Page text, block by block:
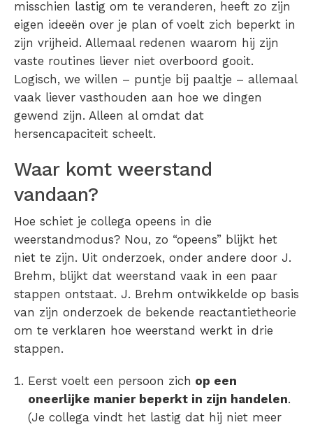
misschien lastig om te veranderen, heeft zo zijn
eigen ideeën over je plan of voelt zich beperkt in
zijn vrijheid. Allemaal redenen waarom hij zijn
vaste routines liever niet overboord gooit.
Logisch, we willen – puntje bij paaltje – allemaal
vaak liever vasthouden aan hoe we dingen
gewend zijn. Alleen al omdat dat
hersencapaciteit scheelt.
Waar komt weerstand
vandaan?
Hoe schiet je collega opeens in die
weerstandmodus? Nou, zo “opeens” blijkt het
niet te zijn. Uit onderzoek, onder andere door J.
Brehm, blijkt dat weerstand vaak in een paar
stappen ontstaat. J. Brehm ontwikkelde op basis
van zijn onderzoek de bekende reactantietheorie
om te verklaren hoe weerstand werkt in drie
stappen.
Eerst voelt een persoon zich op een
oneerlijke manier beperkt in zijn handelen.
(Je collega vindt het lastig dat hij niet meer